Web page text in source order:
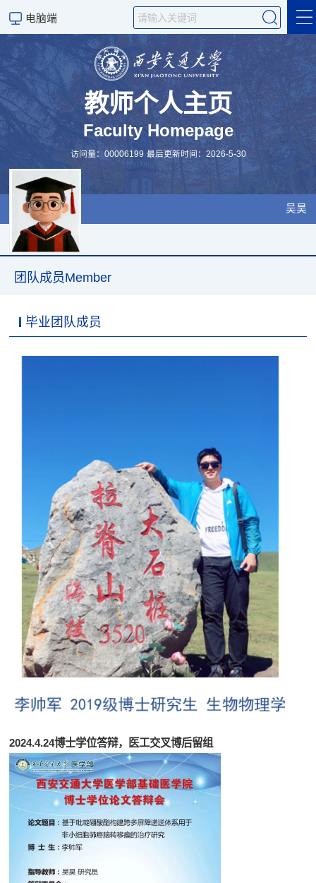
电脑端
个人主页Home
团建活动Activity
研究成果Achievement
团队成员Member
教师个人主页
Faculty Homepage
访问量：00006199 最后更新时间：2026-5-30
吴昊
团队成员Member
毕业团队成员
2024.4.24博士学位答辩，医工交叉博后留组